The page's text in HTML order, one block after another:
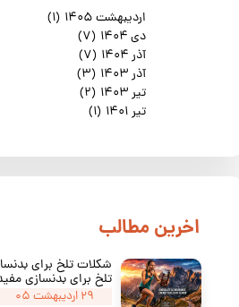
اردیبهشت ۱۴۰۵
(۱)
دی ۱۴۰۴
(۷)
آذر ۱۴۰۴
(۷)
آذر ۱۴۰۳
(۳)
تیر ۱۴۰۳
(۲)
تیر ۱۴۰۱
(۱)
​اخرین مطالب
شکلات تلخ برای
تلخ برای بدنسازی
۲۹ اردیبهشت ۰۵